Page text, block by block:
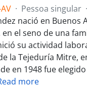
· Pessoa singular ·
nació en Buenos
en el seno de una
su actividad
la Tejeduría Mitre,
en 1948 fue
more